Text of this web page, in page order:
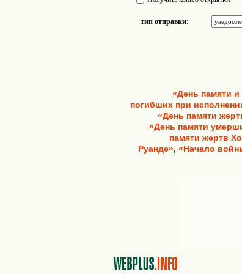
тип отправки:
«День памяти и
погибших при
«День памяти
«День памяти
памяти жертв
Руанде», «Начало